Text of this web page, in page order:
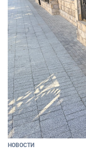
НОВОСТИ